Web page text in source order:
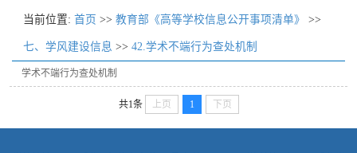
当前位置: 首页 >> 教育部《高等学校信息公开事项清单》 >>
七、学风建设信息 >> 42.学术不端行为查处机制
学术不端行为查处机制
共1条 上页 1 下页